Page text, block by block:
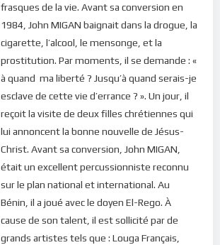
frasques de la vie. Avant sa conversion en
1984, John MIGAN baignait dans la drogue, la
cigarette, l’alcool, le mensonge, et la
prostitution. Par moments, il se demande : «
à quand ma liberté ? Jusqu’à quand serais-je
esclave de cette vie d’errance ? ». Un jour, il
reçoit la visite de deux filles chrétiennes qui
lui annoncent la bonne nouvelle de Jésus-
Christ. Avant sa conversion, John MIGAN,
était un excellent percussionniste reconnu
sur le plan national et international. Au
Bénin, il a joué avec le doyen El-Rego. À
cause de son talent, il est sollicité par de
grands artistes tels que : Louga Français,